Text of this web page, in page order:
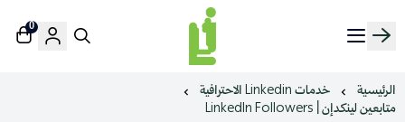
منصة لينك إن | Linkin.sa
0
الرئيسية
خدمات Linkedin الاحترافية
متابعين لينكدإن | LinkedIn Followers